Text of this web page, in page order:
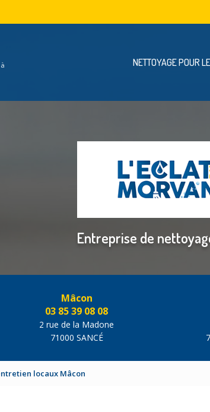
NETTOYAGE POUR
Entreprise de
Mâcon
03 85 39 08 08
2 rue de la Madone
71000 SANCÉ
locaux Mâcon